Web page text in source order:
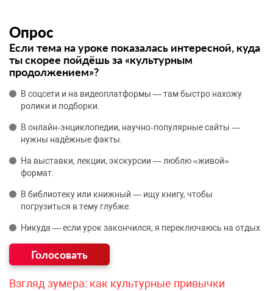
Опрос
Если тема на уроке показалась интересной, куда
ты скорее пойдёшь за «культурным
продолжением»?
В соцсети и на видеоплатформы — там быстро нахожу
ролики и подборки.
В онлайн‑энциклопедии, научно‑популярные сайты —
нужны надёжные факты.
На выставки, лекции, экскурсии — люблю «живой»
формат.
В библиотеку или книжный — ищу книгу, чтобы
погрузиться в тему глубже.
Никуда — если урок закончился, я переключаюсь на отдых.
Взгляд зумера: как культурные привычки